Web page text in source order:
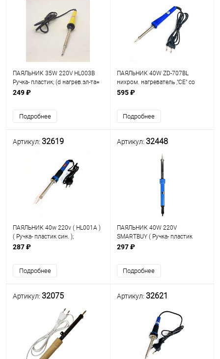
ПАЯЛЬНИК 35W 220V HL003B
Ручка- пластик; (d нагрев.эл-та=
7,8мм), жало конус, под скос,
249 ₽
Подробнее
ПАЯЛЬНИК 40W ZD-707BL
нихром. нагреватель ,"CE" со
светодиодом подсветки места
595 ₽
Подробнее
Артикул: 32619
ПАЯЛЬНИК 40w 220v ( HL001A )
( Ручка- пластик син. );
нихромовый нагреватель; Long
рабоч: 350°C; вр.разогр: 3-5мин
287 ₽
Подробнее
Артикул: 32448
ПАЯЛЬНИК 40W 220V
SMARTBUY ( Ручка- пластик
голубой. );нихромовый
долговеч.жало:d=4,5мм; t рабоч:
до 350°C; L провода - 0,8м;
297 ₽
Подробнее
Артикул: 32075 Артикул: 32621